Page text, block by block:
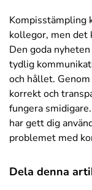
Kompisstämpling
kollegor, men det
Den goda
tydlig
och hållet.
korrekt och
fungera
har gett dig
problemet med
Dela denna